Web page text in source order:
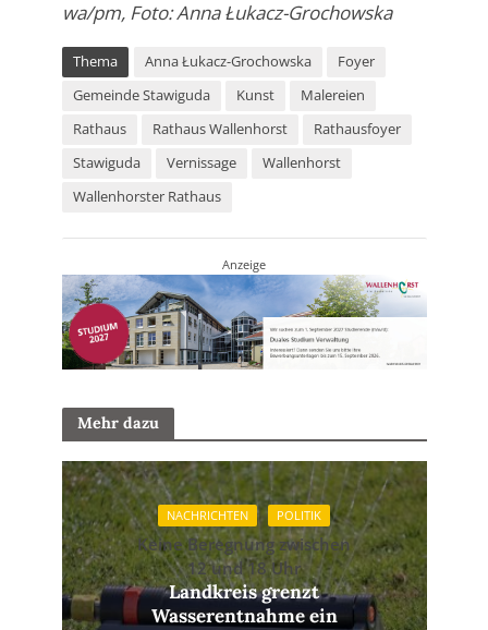
wa/pm, Foto: Anna Łukacz-Grochowska
Thema Anna Łukacz-Grochowska
Foyer
Gemeinde Stawiguda
Kunst
Malereien
Rathaus
Rathaus Wallenhorst
Rathausfoyer
Stawiguda
Vernissage
Wallenhorst
Wallenhorster Rathaus
Anzeige
Mehr dazu
NACHRICHTEN POLITIK
Keine Beregnung zwischen
12 und 18 Uhr
Landkreis grenzt
Wasserentnahme ein